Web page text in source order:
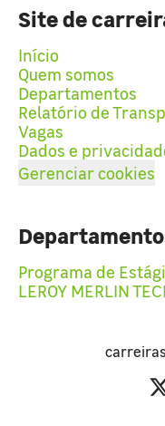
Site de
Início
Quem somos
Departamentos
Relatório de
Vagas
Dados e
Gerenciar cookies
Programa de
LEROY MERLIN